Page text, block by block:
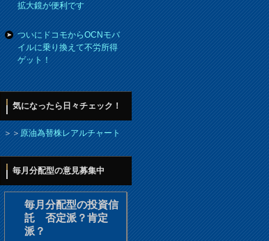
拡大鏡が便利です
ついにドコモからOCNモバ
イルに乗り換えて不労所得
ゲット！
気になったら日々チェック！
＞＞原油為替株レアルチャート
毎月分配型の意見募集中
毎月分配型の投資信
託 否定派？肯定
派？